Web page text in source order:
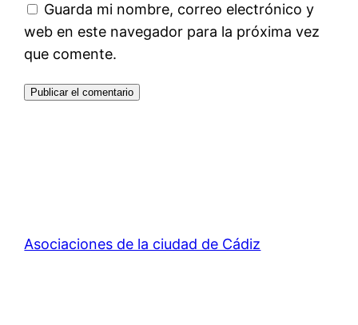
Guarda mi nombre, correo electrónico y
web en este navegador para la próxima vez
que comente.
Asociaciones de la ciudad de Cádiz